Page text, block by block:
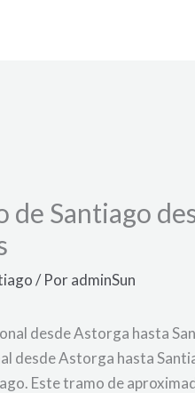
de Santiago
/ PoradminSun
desde Astorga hasta
desde Astorga hasta
Este tramo de